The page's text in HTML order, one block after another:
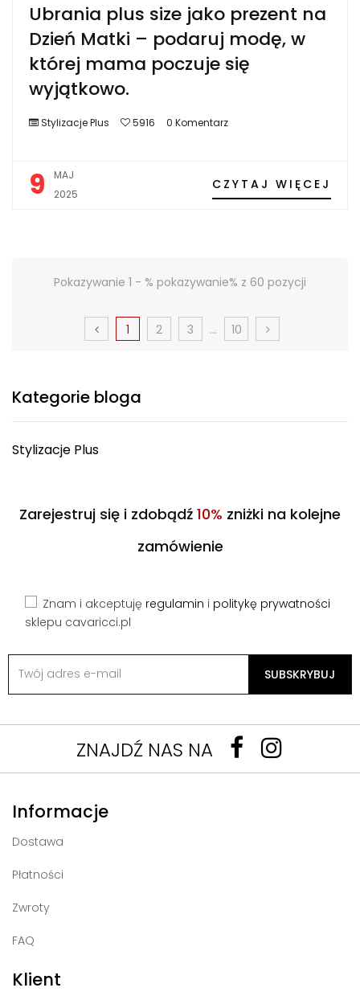
Ubrania plus size jako prezent na
Dzień Matki – podaruj modę, w
której mama poczuje się
wyjątkowo.
Stylizacje Plus 5916 0 Komentarz
9
MAJ
2025
CZYTAJ WIĘCEJ
Pokazywanie 1 - % pokazywanie% z 60 pozycji
1 2 3 ... 10
Kategorie bloga
Stylizacje Plus
Zarejestruj się i zdobądź 10% zniżki na kolejne
zamówienie
Znam i akceptuję regulamin i politykę prywatności
sklepu cavaricci.pl
SUBSKRYBUJ
ZNAJDŹ NAS NA
Informacje
Dostawa
Płatności
Zwroty
FAQ
Klient